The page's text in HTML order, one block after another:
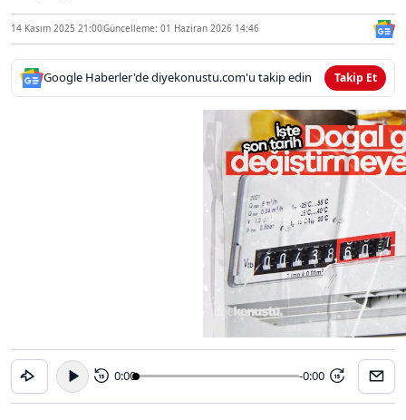
14 Kasım 2025 21:00Güncelleme: 01 Haziran 2026 14:46
Google Haberler'de diyekonustu.com'u takip edin Takip Et
15 0:00 -0:00 15